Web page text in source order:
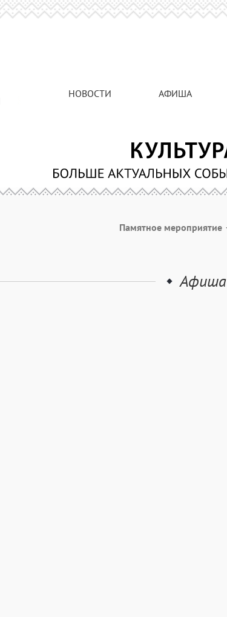
НОВОСТИ АФИША
Памятное мероприятие
Афиша